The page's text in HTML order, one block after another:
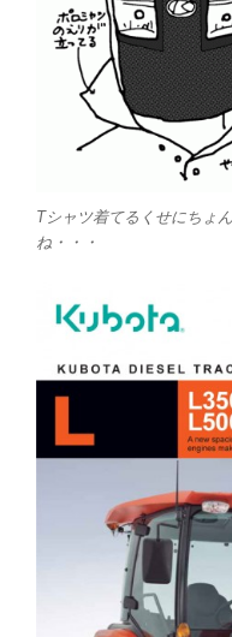
Tシャツ着てるくせにちょ
ね・・・